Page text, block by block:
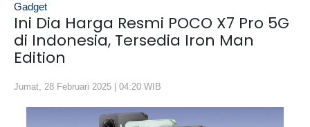
Gadget
Ini Dia Harga Resmi POCO X7 Pro 5G
di Indonesia, Tersedia Iron Man
Edition
Jumat, 28 Februari 2025 | 04:20 WIB